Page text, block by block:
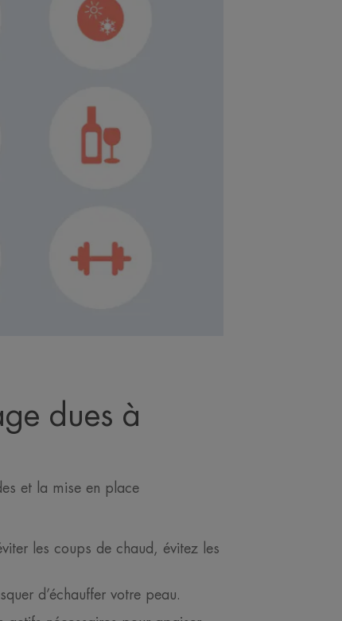
dues à
et la mise en place
les coups de chaud, évitez les
d’échauffer votre peau.